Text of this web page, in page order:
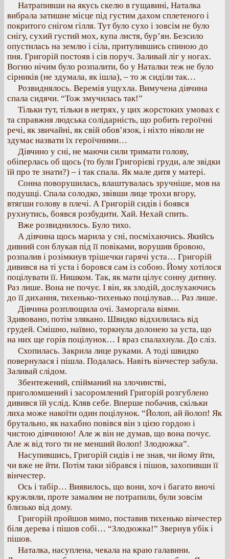
Натрапивши на якусь скелю в гущавині, Наталка
вибрала затишне місце під густим дахом сплетеного і
покритого снігом гілля. Тут було сухо і зовсім не було
снігу, сухий густий мох, купа листя, бур’ян. Безсило
опустилась на землю і сіла, притулившись спиною до
пня. Григорій постояв і сів поруч. Заливай ліг у ногах.
Вогню нічим було розпалити, бо у Наталки теж не було
сірників (не здумала, як ішла), – то ж сиділи так…
Розвиднялось. Веремія ущухла. Вимучена дівчина
спала сидячи. “Тож змучилась так!”
Тільки тут, тільки в нетрях, у цих жорстоких умовах є
та справжня людська солідарність, що робить героїчні
речі, як звичайні, як свій обов’язок, і ніхто ніколи не
здумає назвати їх героїчними…
Дівчино у сні, не маючи сили тримати голову,
обіперлась об щось (то були Григорієві груди, але звідки
їй про те знати?) – і так спала. Як мале дитя у матері.
Сонна поворушилась, влаштувалась зручніше, мов на
подушці. Спала солодко, звівши лице трохи вгору,
втягши голову в плечі. А Григорій сидів і боявся
рухнутись, боявся розбудити. Хай. Нехай спить.
Вже розвиднилось. Було тихо.
А дівчина щось марила у сні, посміхаючись. Якийсь
дивний сон блукав під її повіками, ворушив бровою,
розпалив і розімкнув трішечки гарячі уста… Григорій
дивився на ті уста і боровся сам із собою. Йому хотілося
поцілувати її. Нишком. Так, як мати цілує сонну дитину.
Раз лише. Вона не почує. І він, як злодій, дослухаючись
до її дихання, тихенько-тихенько поцілував… Раз лише.
Дівчина розплющила очі. Заморгала віями.
Здивовано, потім злякано. Швидко відхилилась від
грудей. Смішно, наївно, торкнула долонею за уста, що
на них ще горів поцілунок… І враз спалахнула. До сліз.
Схопилась. Закрила лице руками. А тоді швидко
повернулася і пішла. Подалась. Навіть вінчестер забула.
Заливай слідом.
Збентежений, спійманий на злочинстві,
приголомшений і засоромлений Григорій розгублено
дивився їй услід. Кляв себе. Вперше побачив, скільки
лиха може накоїти один поцілунок. “Йолоп, ай йолоп! Як
брутально, як нахабно повівся він з цією гордою і
чистою дівчиною! Але ж він не думав, що вона почує.
Але ж від того ти не менший йолоп! Злодюжка”.
Насупившись, Григорій сидів і не знав, чи йому йти,
чи вже не йти. Потім таки зібрався і пішов, захопивши її
вінчестер.
Ось і табір… Виявилось, що вони, хоч і багато вночі
кружляли, проте замалим не потрапили, були зовсім
близько від дому.
Григорій пройшов мимо, поставив тихенько вінчестер
біля дерева і пішов собі… “Злодюжка!” Звернув убік і
пішов.
Наталка, насуплена, чекала на краю галавини.